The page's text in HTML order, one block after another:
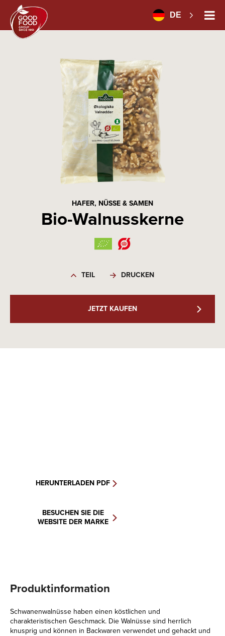
DE
HAFER, NÜSSE & SAMEN
Bio-Walnusskerne
TEIL DRUCKEN
JETZT KAUFEN
HERUNTERLADEN PDF
BESUCHEN SIE DIE
WEBSITE DER MARKE
Produktinformation
Schwanenwalnüsse haben einen köstlichen und
charakteristischen Geschmack. Die Walnüsse sind herrlich
knusprig und können in Backwaren verwendet und gehackt und